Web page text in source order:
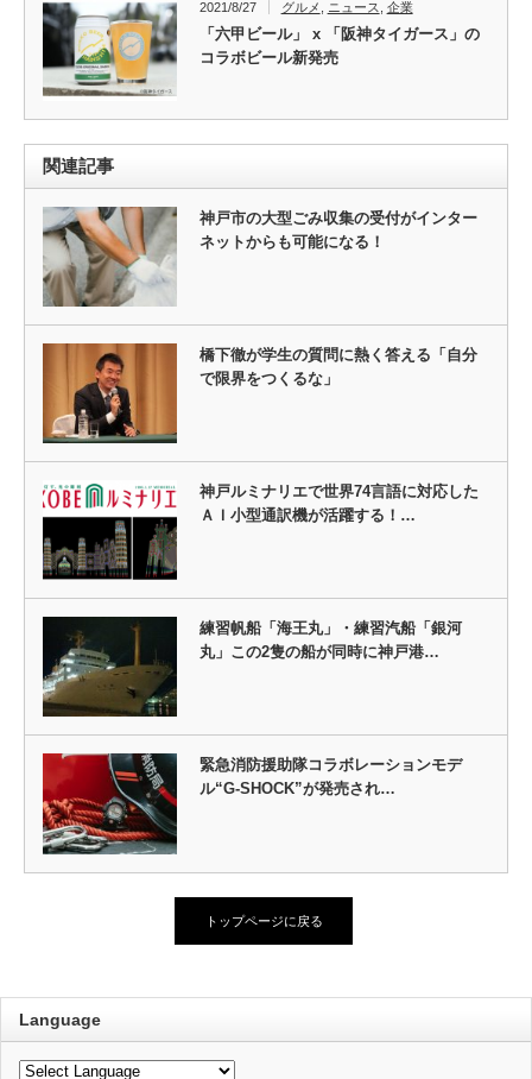
2021/8/27 グルメ ニュース 企業
「六甲ビール」 x 「阪神タイガース」の
コラボビール新発売
関連記事
神戸市の大型ごみ収集の受付がインター
ネットからも可能になる！
橋下徹が学生の質問に熱く答える「自分
で限界をつくるな」
神戸ルミナリエで世界74言語に対応した
ＡＩ小型通訳機が活躍する！…
練習帆船「海王丸」・練習汽船「銀河
丸」この2隻の船が同時に神戸港…
緊急消防援助隊コラボレーションモデ
ル“G-SHOCK”が発売され…
トップページに戻る
Language